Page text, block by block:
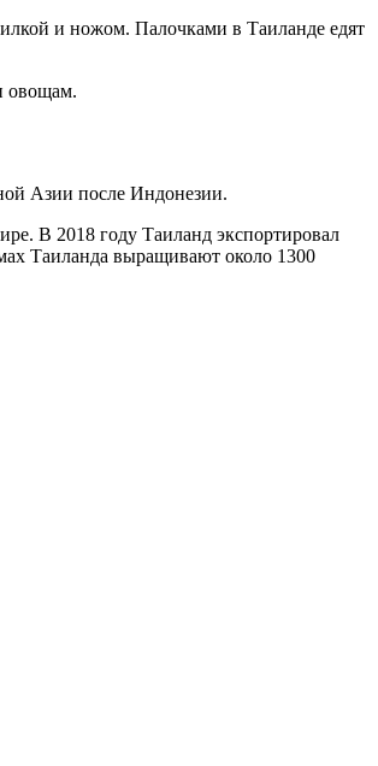
и ножом. Палочками в Таиланде едят
овощам.
Азии после Индонезии.
В 2018 году Таиланд экспортировал
Таиланда выращивают около 1300